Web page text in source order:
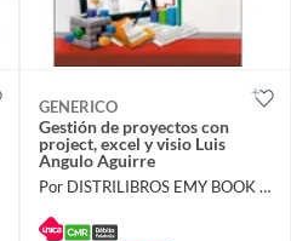
GENERICO
Gestión de proyectos con
project, excel y visio Luis
Angulo Aguirre
Por DISTRILIBROS EMY BOOK SAS